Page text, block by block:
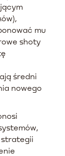
mu
shoty
średni
nowego
strategii